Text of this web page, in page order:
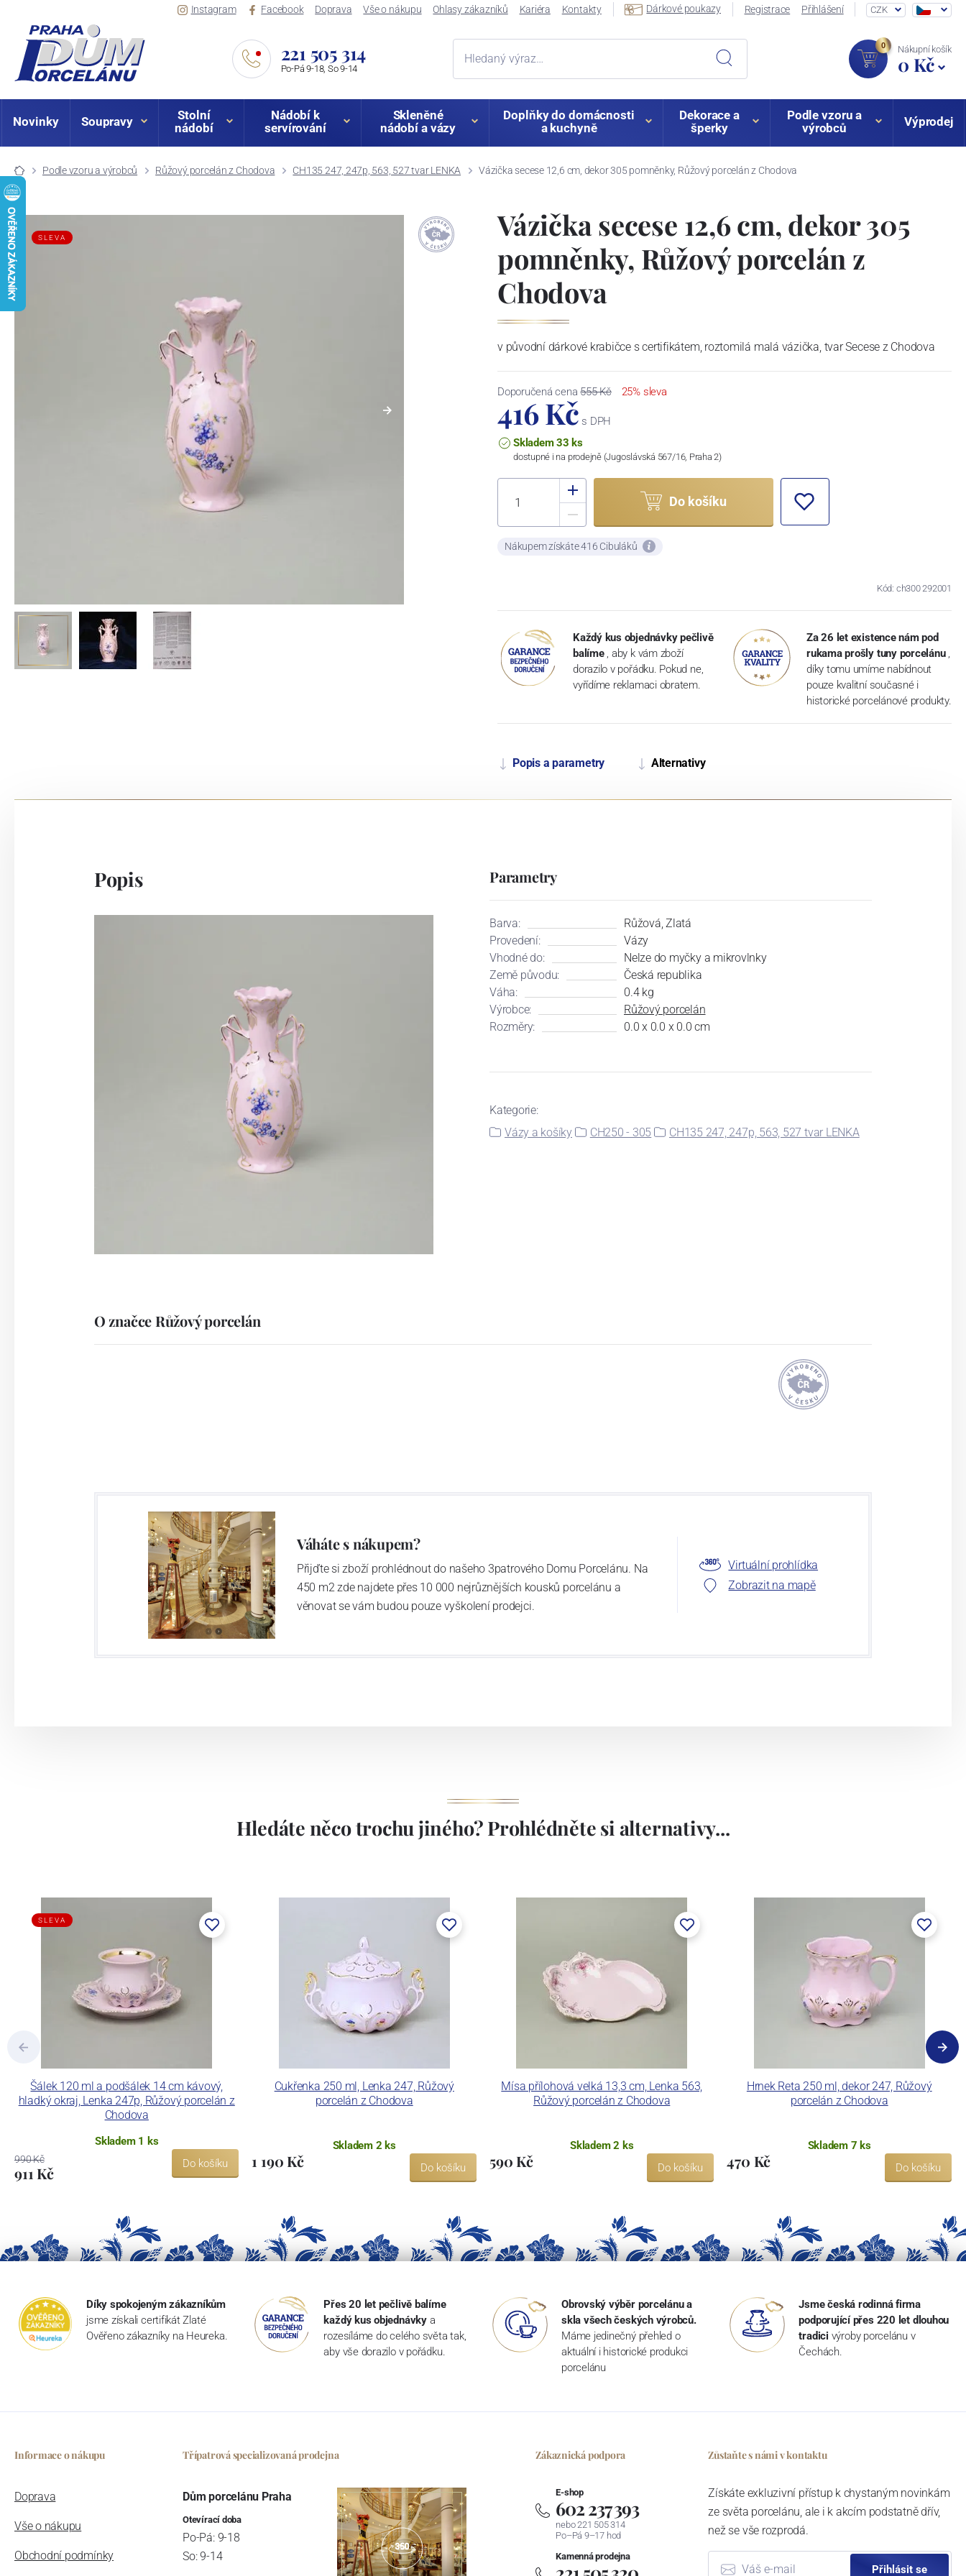
Instagram Facebook Doprava Vše o nákupu Ohlasy zákazníků Kariéra Kontakty Dárkové poukazy Registrace Přihlášení CZK
221 505 314
Po-Pá 9-18, So 9-14
0 Nákupní košík
0 Kč
Novinky Soupravy
Stolní
nádobí
Nádobí k
servírování
Skleněné
nádobí a vázy
Doplňky do domácnosti
a kuchyně
Dekorace a
šperky
Podle vzoru a
výrobců
Výprodej
Podle vzoru a výrobců Růžový porcelán z Chodova CH135 247, 247p, 563, 527 tvar LENKA Vázička secese 12,6 cm, dekor 305 pomněnky, Růžový porcelán z Chodova
Vázička secese 12,6 cm, dekor 305
pomněnky, Růžový porcelán z
Chodova
SLEVA
v původní dárkové krabičce s certifikátem, roztomilá malá vázička, tvar Secese z Chodova
Doporučená cena555 Kč 25% sleva
416 Kč s DPH
Skladem 33 ks
dostupné i na prodejně (Jugoslávská 567/16, Praha 2)
Do košíku
Nákupem získáte 416 Cibuláků
Kód: ch300 292001
Každý kus objednávky pečlivě
balíme , aby k vám zboží
dorazilo v pořádku. Pokud ne,
vyřídíme reklamaci obratem.
Za 26 let existence nám pod
rukama prošly tuny porcelánu ,
díky tomu umíme nabídnout
pouze kvalitní současné i
historické porcelánové produkty.
Popis a parametry Alternativy
Popis Parametry
Barva:
Růžová, Zlatá
Provedení:
Vázy
Vhodné do:
Nelze do myčky a mikrovlnky
Země původu:
Česká republika
Váha:
0.4 kg
Výrobce:
Růžový porcelán
Rozměry:
0.0 x 0.0 x 0.0 cm
Kategorie:
Vázy a košíky
CH250 - 305 CH135 247, 247p, 563, 527 tvar LENKA
O značce Růžový porcelán
Váháte s nákupem?
Přijďte si zboží prohlédnout do našeho 3patrového Domu Porcelánu. Na
450 m2 zde najdete přes 10 000 nejrůznějších kousků porcelánu a
věnovat se vám budou pouze vyškolení prodejci.
Virtuální prohlídka
Zobrazit na mapě
Hledáte něco trochu jiného? Prohlédněte si alternativy...
Šálek 120 ml a podšálek 14 cm kávový,
hladký okraj, Lenka 247p, Růžový porcelán z
Chodova
SLEVA
Skladem 1 ks
990 Kč
911 Kč
Do košíku
Cukřenka 250 ml, Lenka 247, Růžový
porcelán z Chodova
Skladem 2 ks
1 190 Kč Do košíku
Mísa přílohová velká 13,3 cm, Lenka 563,
Růžový porcelán z Chodova
Skladem 2 ks
590 Kč Do košíku
Hrnek Reta 250 ml, dekor 247, Růžový
porcelán z Chodova
Skladem 7 ks
470 Kč Do košíku
Díky spokojeným zákazníkům
jsme získali certifikát Zlaté
Ověřeno zákazníky na Heureka.
Přes 20 let pečlivě balíme
každý kus objednávky a
rozesíláme do celého světa tak,
aby vše dorazilo v pořádku.
Obrovský výběr porcelánu a
skla všech českých výrobců.
Máme jedinečný přehled o
aktuální i historické produkci
porcelánu
Jsme česká rodinná firma
podporující přes 220 let dlouhou
tradici výroby porcelánu v
Čechách.
Informace o nákupu
Doprava
Vše o nákupu
Obchodní podmínky
Třípatrová specializovaná prodejna
Dům porcelánu Praha
Otevírací doba
Po-Pá: 9-18
So: 9-14
Zákaznická podpora
E-shop
602 237 393
nebo 221 505 314
Po–Pá 9–17 hod
Kamenná prodejna
Zůstaňte s námi v kontaktu
Získáte exkluzivní přístup k chystaným novinkám
ze světa porcelánu, ale i k akcím podstatně dřív,
než se vše rozprodá.
Přihlásit se